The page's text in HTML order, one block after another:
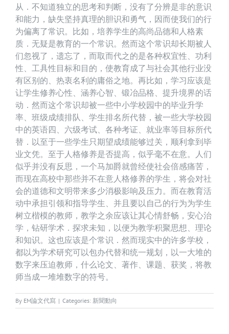
从．不知道独立的思考和判断，没有了分辨是非的意识
和能力，缺失坚持真理的胆识和勇气，因而使我们的行
为偏离了常识。比如，培养学生的高尚品德和人格素
质．无疑是教育的一个常识。然而这个常识却长期被人
们忽视了，遗忘了，而取而代之的是各种权宜性、功利
性、工具性目标和目的，使教育成了与社会其他行业没
有区别的、热衷名利的庸俗之地。再比如，学习应该是
让学生修养心性、涵养心智、锻冶品格、提升境界的话
动．然而这个常识却被一些中小学校园中的毕业升学
率、班级成绩排队、学生排名所代替，被一些大学校园
中的英语四、六级考试、各种考证、就业率等目标所代
替．以至于一些学生只期望成绩能够过关，顺利拿到毕
业文凭。至于人格修养是否提高，似乎毫不在意。人们
似乎并没有反思，一个马加爵就曾经使社会倍感痛苦，
而现在高校中那些并不在意人格修养的学生，将会对社
会的道德和文明带来多少消极影响及压力。而在教育活
动中承担引领和指导学生、并且要以自己的行为为学生
树立楷模的教师，教学之余应该让其心情舒畅，安心治
学，钻研学术．探求未知，以便为教学积聚思想、理论
和知识。这也应该是个常识．然而现实中的许多学校，
都以为学术研究可以包办代替和统一规划，以一大堆的
数字来压迫教师，什么论文、著作、课题、获奖，将教
师当成一堆堆数字的符号。
By EM論文代寫 | Categories: 新聞動向